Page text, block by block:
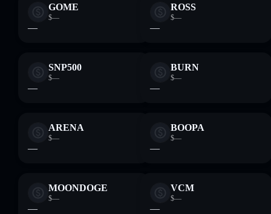
GOME
$—
—
ROSS
$—
—
SNP500
$—
—
BURN
$—
—
ARENA
$—
—
BOOPA
$—
—
MOONDOGE
$—
—
VCM
$—
—